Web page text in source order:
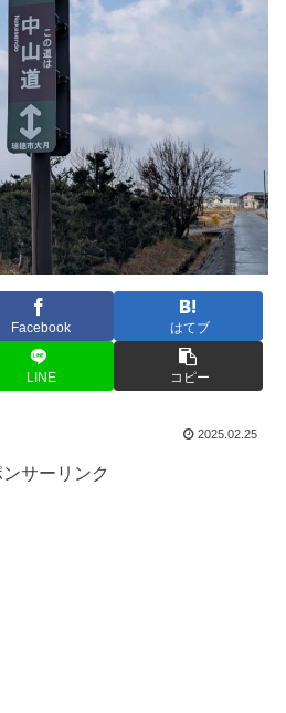
Facebook はてブ
LINE コピー
2025.02.25
ンサーリンク